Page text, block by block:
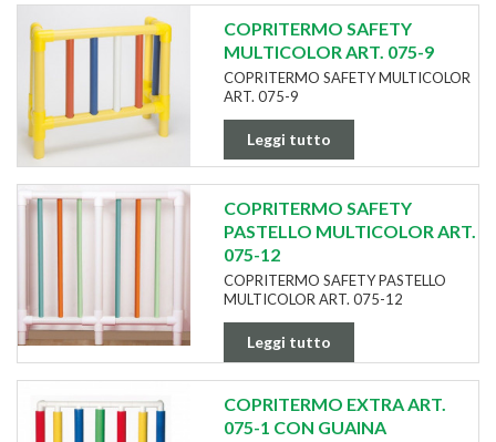
COPRITERMO SAFETY
MULTICOLOR ART. 075-9
COPRITERMO SAFETY MULTICOLOR
ART. 075-9
Leggi tutto
COPRITERMO SAFETY
PASTELLO MULTICOLOR ART.
075-12
COPRITERMO SAFETY PASTELLO
MULTICOLOR ART. 075-12
Leggi tutto
COPRITERMO EXTRA ART.
075-1 CON GUAINA